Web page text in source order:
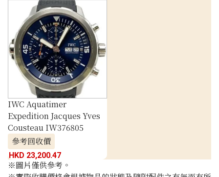
IWC Aquatimer
Expedition Jacques Yves
Cousteau IW376805
參考回收價
HKD 23,200.47
※圖片僅供參考。